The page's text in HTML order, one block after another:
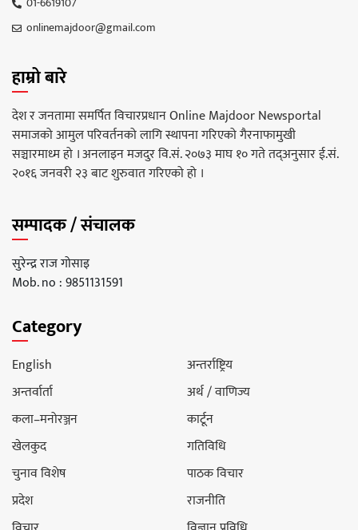
onlinemajdoor@gmail.com
हाम्रो बारे
देश र जनतामा समर्पित विचारप्रधान Online Majdoor Newsportal
समाजको आमुल परिवर्तनको लागि स्थापना गरिएको गैरनाफामुखी
सञ्चारमाध्म हो । अनलाइन मजदुर वि.सं. २०७३ माघ १० गते तद्अनुसार ई.सं.
२०१६ जनवरी २३ बाट शुरुवात गरिएको हो ।
सम्पादक / संचालक
सुरेन्द्र राज गोसाइ
Mob. no : 9851131591
Category
English
अन्तर्राष्ट्रिय
अन्तर्वार्ता
अर्थ / वाणिज्य
कला–मनोरञ्जन
कार्टून
खेलकुद
गतिविधि
चुनाव विशेष
पाठक विचार
प्रदेश
राजनीति